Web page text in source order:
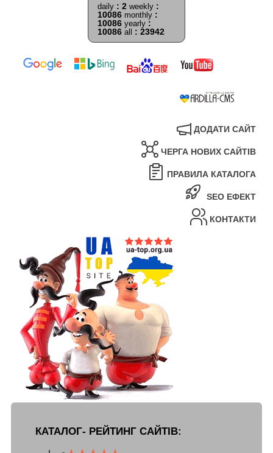
daily : 2 weekly :
10086 monthly :
10086 yearly :
10086 all : 23942
ДОДАТИ САЙТ
ЧЕРГА НОВИХ САЙТІВ
ПРАВИЛА КАТАЛОГА
SEO ЕФЕКТ
КОНТАКТИ
КАТАЛОГ- РЕЙТИНГ САЙТІВ: